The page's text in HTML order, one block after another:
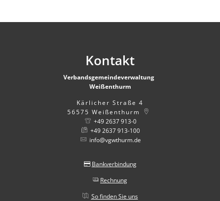
Kontakt
Verbandsgemeindeverwaltung
Weißenthurm
Kärlicher Straße 4
56575 Weißenthurm
+49 2637 913-0
+49 2637 913-100
info@vgwthurm.de
Bankverbindung
Rechnung
So finden Sie uns